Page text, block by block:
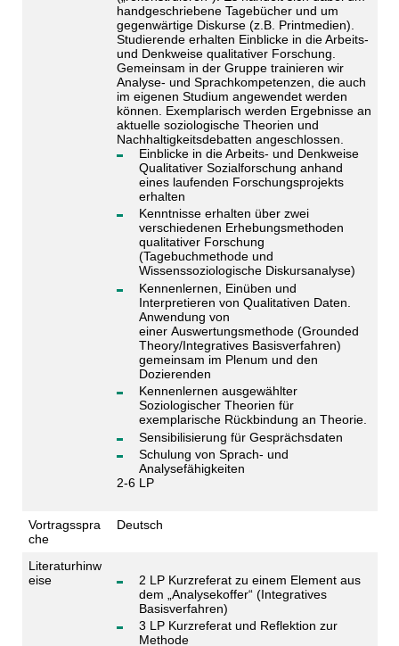
handgeschriebene Tagebücher und um
gegenwärtige Diskurse (z.B. Printmedien).
Studierende erhalten Einblicke in die Arbeits-
und Denkweise qualitativer Forschung.
Gemeinsam in der Gruppe trainieren wir
Analyse- und Sprachkompetenzen, die auch
im eigenen Studium angewendet werden
können. Exemplarisch werden Ergebnisse an
aktuelle soziologische Theorien und
Nachhaltigkeitsdebatten angeschlossen.
Einblicke in die Arbeits- und Denkweise
Qualitativer Sozialforschung anhand
eines laufenden Forschungsprojekts
erhalten
Kenntnisse erhalten über zwei
verschiedenen Erhebungsmethoden
qualitativer Forschung
(Tagebuchmethode und
Wissenssoziologische Diskursanalyse)
Kennenlernen, Einüben und
Interpretieren von Qualitativen Daten.
Anwendung von
einer Auswertungsmethode (Grounded
Theory/Integratives Basisverfahren)
gemeinsam im Plenum und den
Dozierenden
Kennenlernen ausgewählter
Soziologischer Theorien für
exemplarische Rückbindung an Theorie.
Sensibilisierung für Gesprächsdaten
Schulung von Sprach- und
Analysefähigkeiten
2-6 LP
Vortragsspra
che
Deutsch
Literaturhinw
eise
2 LP Kurzreferat zu einem Element aus
dem „Analysekoffer“ (Integratives
Basisverfahren)
3 LP Kurzreferat und Reflektion zur
Methode